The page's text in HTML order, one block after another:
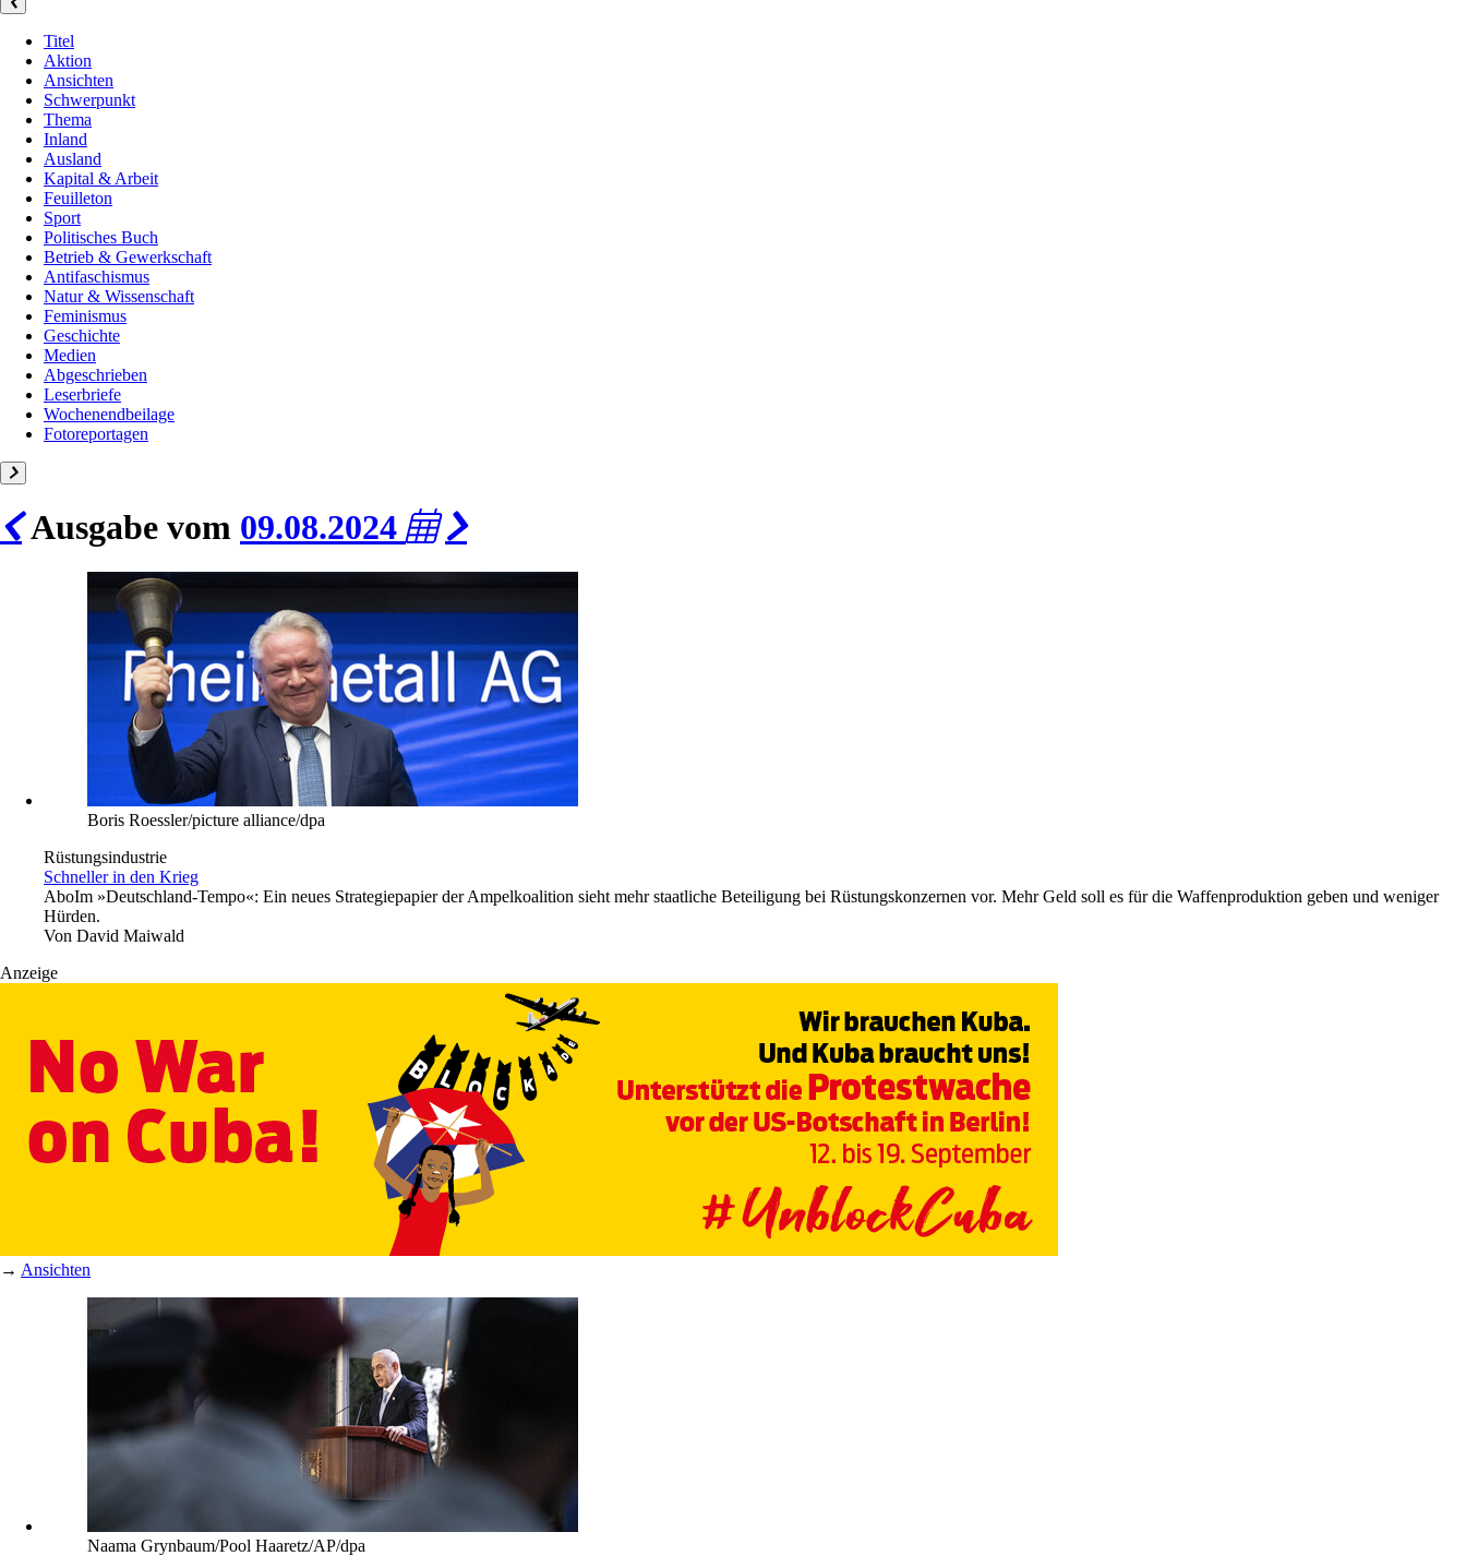
Titel
Aktion
Ansichten
Schwerpunkt
Thema
Inland
Ausland
Kapital & Arbeit
Feuilleton
Sport
Politisches Buch
Betrieb & Gewerkschaft
Antifaschismus
Natur & Wissenschaft
Feminismus
Geschichte
Medien
Abgeschrieben
Leserbriefe
Wochenendbeilage
Fotoreportagen
Ausgabe vom 09.08.2024
Boris Roessler/picture alliance/dpa
Rüstungsindustrie
Schneller in den Krieg
AboIm »Deutschland-Tempo«: Ein neues Strategiepapier der Ampelkoalition sieht mehr staatliche Beteiligung bei Rüstungskonzernen vor. Mehr Geld soll es für die Waffenproduktion geben und weniger
Hürden.
Von David Maiwald
Anzeige
→ Ansichten
Naama Grynbaum/Pool Haaretz/AP/dpa